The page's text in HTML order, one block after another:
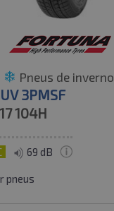
Pneus de inverno
3PMSF
104H
69 dB
pneus